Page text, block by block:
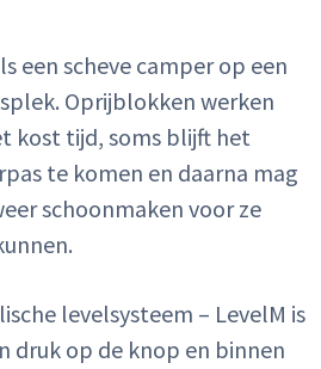
een scheve camper op een
Oprijblokken werken
kost tijd, soms blijft het
te komen en daarna mag
schoonmaken voor ze
levelsysteem – LevelM is
druk op de knop en binnen